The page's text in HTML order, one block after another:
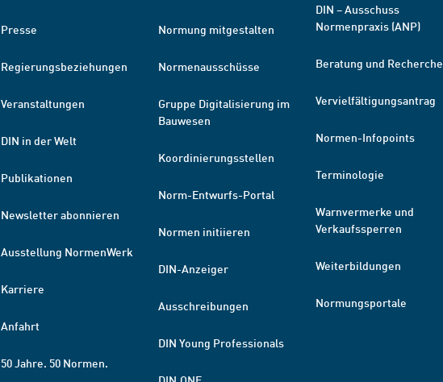
Presse
Regierungsbeziehungen
Veranstaltungen
DIN in der Welt
Publikationen
Newsletter abonnieren
Ausstellung NormenWerk
Karriere
Anfahrt
50 Jahre. 50 Normen.
Normung mitgestalten
Normenausschüsse
Gruppe Digitalisierung im
Bauwesen
Koordinierungsstellen
Norm-Entwurfs-Portal
Normen initiieren
DIN-Anzeiger
Ausschreibungen
DIN Young Professionals
DIN – Ausschuss
Normenpraxis (ANP)
Beratung und Recherche
Vervielfältigungsantrag
Normen-Infopoints
Terminologie
Warnvermerke und
Verkaufssperren
Weiterbildungen
Normungsportale